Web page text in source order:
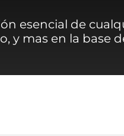
esencial de
y mas en la base